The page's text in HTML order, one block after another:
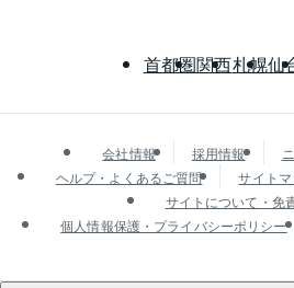
首都圏関西札幌仙
会社情報 採用情報
ヘルプ・よくあるご質問
サイト
サイトについて・免
個人情報保護・プライバシーポリシー